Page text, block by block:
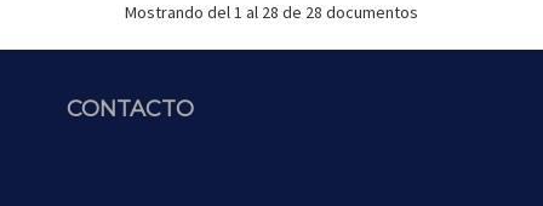
Mostrando del 1 al 28 de 28 documentos
CONTACTO